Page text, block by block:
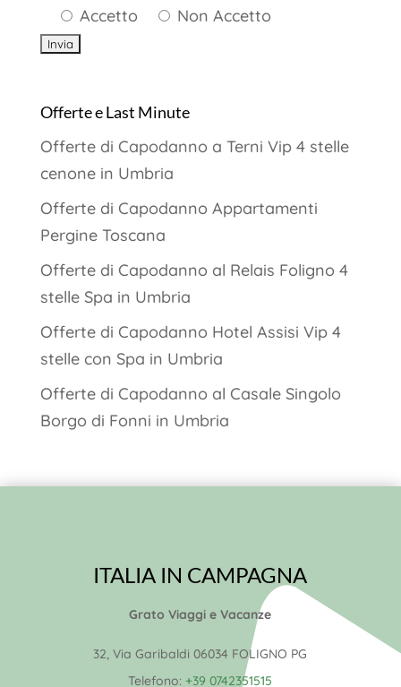
Accetto
Non Accetto
Offerte e Last Minute
Offerte di Capodanno a Terni Vip 4 stelle
cenone in Umbria
Offerte di Capodanno Appartamenti
Pergine Toscana
Offerte di Capodanno al Relais Foligno 4
stelle Spa in Umbria
Offerte di Capodanno Hotel Assisi Vip 4
stelle con Spa in Umbria
Offerte di Capodanno al Casale Singolo
Borgo di Fonni in Umbria
ITALIA IN CAMPAGNA
Grato Viaggi e Vacanze
32, Via Garibaldi 06034 FOLIGNO PG
Telefono: +39 0742351515